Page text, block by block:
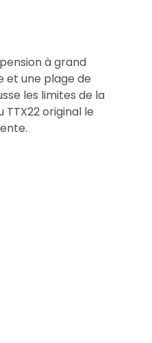
à grand
et une plage de
les limites de la
original le